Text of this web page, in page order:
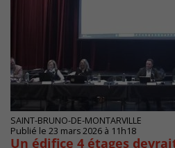
SAINT-BRUNO-DE-MONTARVILLE
Publié le 23 mars 2026 à 11h18
Un édifice 4 étages